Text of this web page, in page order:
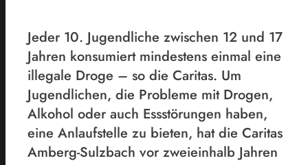
Jeder 10. Jugendliche zwischen 12 und 17
Jahren konsumiert mindestens einmal eine
illegale Droge – so die Caritas. Um
Jugendlichen, die Probleme mit Drogen,
Alkohol oder auch Essstörungen haben,
eine Anlaufstelle zu bieten, hat die Caritas
Amberg-Sulzbach vor zweieinhalb Jahren